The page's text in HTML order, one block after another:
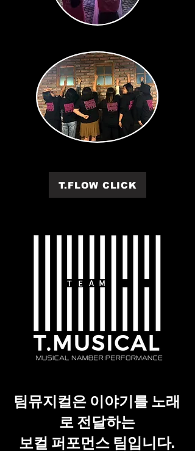
T.FLOW CLICK
팀뮤지컬은 이야기를 노래
로 전달하는
보컬 퍼포먼스 팀입니다.